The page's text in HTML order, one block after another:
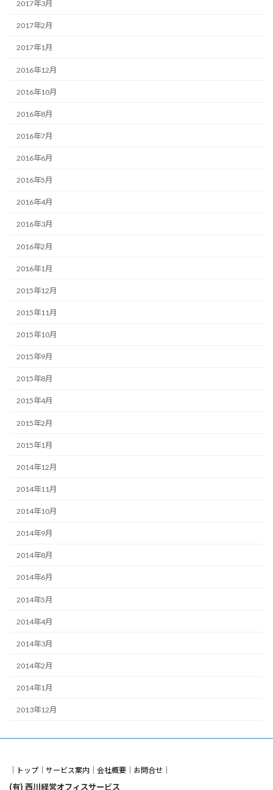
2017年3月
2017年2月
2017年1月
2016年12月
2016年10月
2016年8月
2016年7月
2016年6月
2016年5月
2016年4月
2016年3月
2016年2月
2016年1月
2015年12月
2015年11月
2015年10月
2015年9月
2015年8月
2015年4月
2015年2月
2015年1月
2014年12月
2014年11月
2014年10月
2014年9月
2014年8月
2014年6月
2014年5月
2014年4月
2014年3月
2014年2月
2014年1月
2013年12月
｜ トップ ｜ サービス案内 ｜ 会社概要 ｜ お問合せ ｜
(有) 西川経営オフィスサービス